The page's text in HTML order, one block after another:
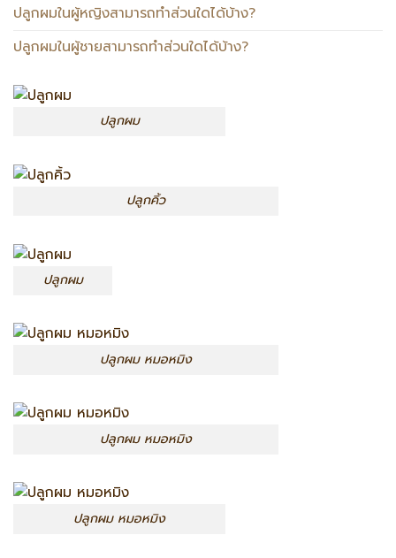
ปลูกผมในผู้หญิงสามารถทำส่วนใดได้บ้าง?
ปลูกผมในผู้ชายสามารถทำส่วนใดได้บ้าง?
ปลูกผม
ปลูกคิ้ว
ปลูกผม
ปลูกผม หมอหมิง
ปลูกผม หมอหมิง
ปลูกผม หมอหมิง